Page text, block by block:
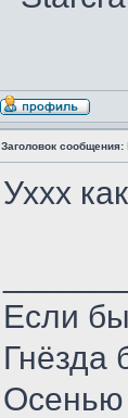
Заголовок сообщения:
Уххх
Если
Гнёзда
Осенью